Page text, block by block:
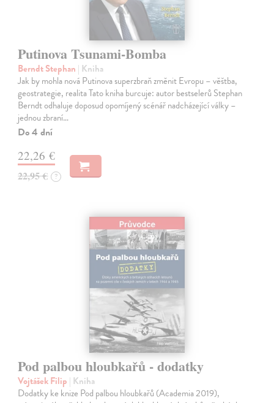
Putinova Tsunami-Bomba
Berndt Stephan | Kniha
Jak by mohla nová Putinova superzbraň změnit Evropu – věštba,
geostrategie, realita Tato kniha burcuje: autor bestselerů Stephan
Berndt odhaluje doposud opomíjený scénář nadcházející války –
jednou zbraní…
Do 4 dní
22,26 €
22,95 € ?
Pod palbou hloubkařů - dodatky
Vojtášek Filip | Kniha
Dodatky ke knize Pod palbou hloubkařů (Academia 2019),